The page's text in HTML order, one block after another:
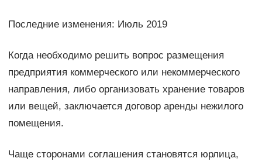
Последние изменения: Июль 2019
Когда необходимо решить вопрос размещения
предприятия коммерческого или некоммерческого
направления, либо организовать хранение товаров
или вещей, заключается договор аренды нежилого
помещения.
Чаще сторонами соглашения становятся юрлица,